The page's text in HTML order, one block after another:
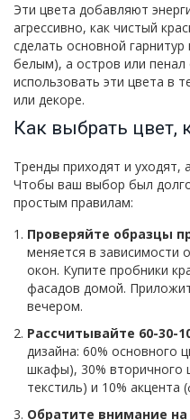
Эти цвета добавляют
агрессивно, как чистый
сделать основной
белым), а остров или
использовать эти цвета в
или декоре.
Как выбрать цвет,
Тренды приходят и уходят,
Чтобы ваш выбор был
простым правилам:
Проверяйте образцы
меняется в зависимости
окон. Купите пробники
фасадов домой.
вечером.
Рассчитывайте 60-30-
дизайна: 60% основного
шкафы), 30% вторичного
текстиль) и 10% акцента
Обратите внимание на